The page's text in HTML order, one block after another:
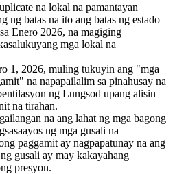
na lokal na pamantayan
ng batas na ito ang batas ng estado
Enero 2026, na magiging
mga lokal na
1, 2026, muling tukuyin ang "mga
na napapailalim sa pinahusay na
ng Lungsod upang alisin
na tirahan.
na ang lahat ng mga bagong
ng mga gusali na
paggamit ay nagpapatunay na ang
gusali ay may kakayahang
presyon.